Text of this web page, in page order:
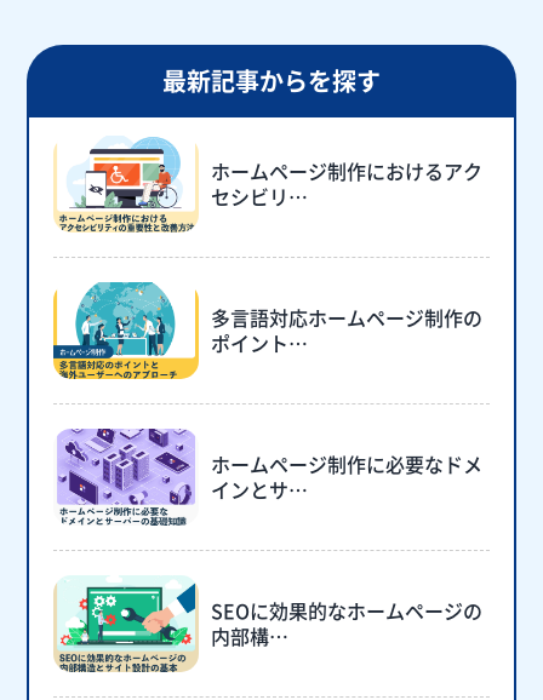
最新記事からを探す
ホームページ制作におけるアク
セシビリ…
多言語対応ホームページ制作の
ポイント…
ホームページ制作に必要なドメ
インとサ…
SEOに効果的なホームページの
内部構…